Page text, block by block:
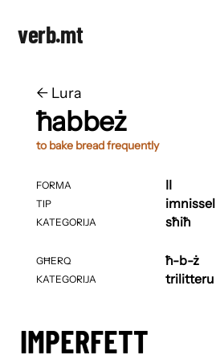
verb.mt
← ​​Lura
ħabbeż
to bake bread frequently
FORMA
TIP
KATEGORIJA
GĦERQ
KATEGORIJA
II
imnissel
sħiħ
ħ-b-ż
trilitteru
IMPERFETT